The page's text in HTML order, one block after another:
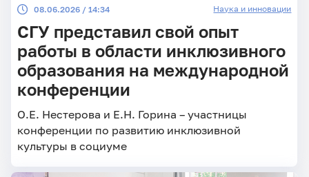
08.06.2026 / 14:34 Наука и инновации
СГУ представил свой опыт
работы в области инклюзивного
образования на международной
конференции
О.Е. Нестерова и Е.Н. Горина – участницы
конференции по развитию инклюзивной
культуры в социуме